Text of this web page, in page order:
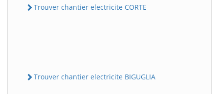
Trouver chantier electricite CORTE
Trouver chantier electricite BIGUGLIA